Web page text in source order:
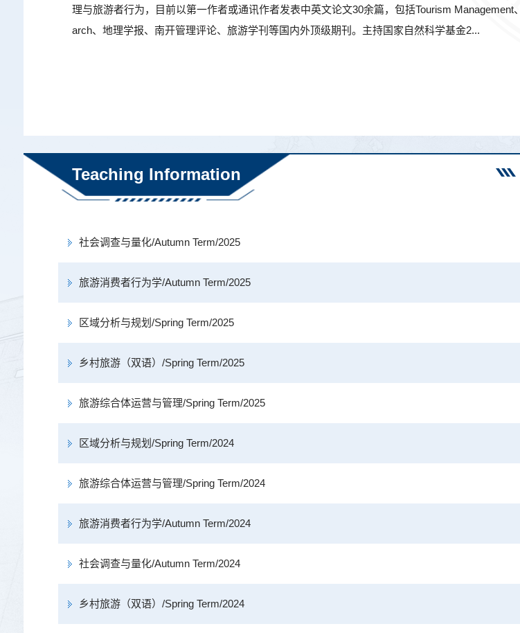
理与旅游者行为，目前以第一作者或通讯作者发表中英文论文30余篇，包括Tourism Management
arch、地理学报、南开管理评论、旅游学刊等国内外顶级期刊。主持国家自然科学基金2...
Teaching Information
社会调查与量化/Autumn Term/2025
旅游消费者行为学/Autumn Term/2025
区域分析与规划/Spring Term/2025
乡村旅游（双语）/Spring Term/2025
旅游综合体运营与管理/Spring Term/2025
区域分析与规划/Spring Term/2024
旅游综合体运营与管理/Spring Term/2024
旅游消费者行为学/Autumn Term/2024
社会调查与量化/Autumn Term/2024
乡村旅游（双语）/Spring Term/2024